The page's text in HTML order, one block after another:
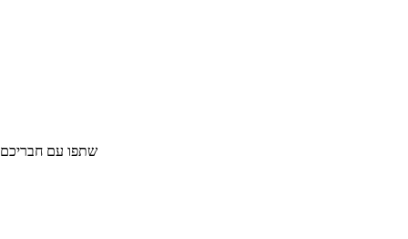
שתפו עם חבריכם :